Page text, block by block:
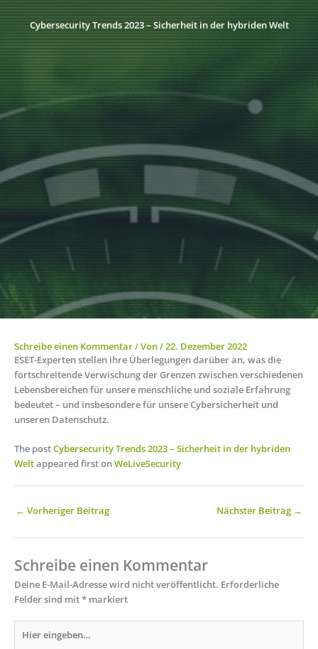
Cybersecurity Trends 2023 – Sicherheit in der hybriden Welt
Schreibe einen Kommentar/ Von/22. Dezember 2022
ESET-Experten stellen ihre Überlegungen darüber an, was die
fortschreitende Verwischung der Grenzen zwischen verschiedenen
Lebensbereichen für unsere menschliche und soziale Erfahrung
bedeutet – und insbesondere für unsere Cybersicherheit und
unseren Datenschutz.
The postCybersecurity Trends 2023 – Sicherheit in der hybriden
Weltappeared first onWeLiveSecurity
← Vorheriger Beitrag Nächster Beitrag →
Schreibe einen Kommentar
Deine E-Mail-Adresse wird nicht veröffentlicht. Erforderliche
Felder sind mit* markiert
eingeben…